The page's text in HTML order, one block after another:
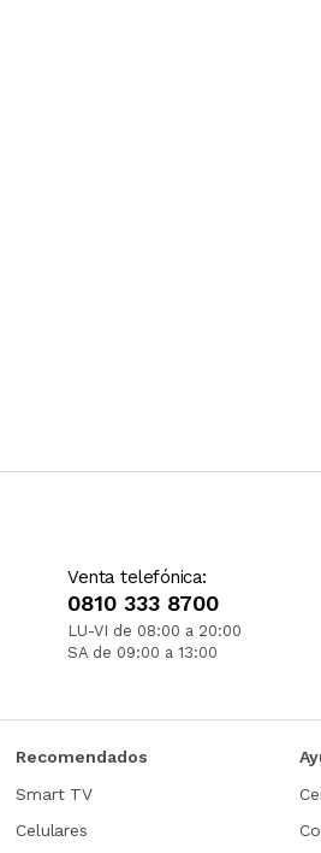
Venta telefónica:
0810 333 8700
LU-VI de 08:00 a 20:00
SA de 09:00 a 13:00
Recomendados
Smart TV
Celulares